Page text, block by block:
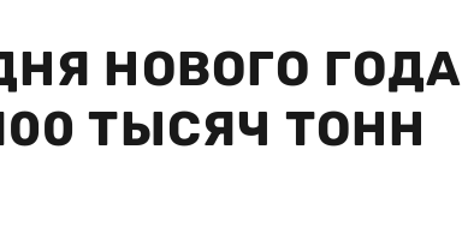
НОВОГО ГОДА
ТЫСЯЧ ТОНН